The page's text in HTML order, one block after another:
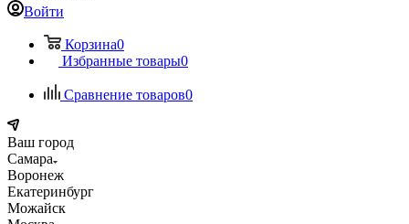
Войти
Корзина0
Избранные товары0
Сравнение товаров0
Ваш город
Самара
Воронеж
Екатеринбург
Можайск